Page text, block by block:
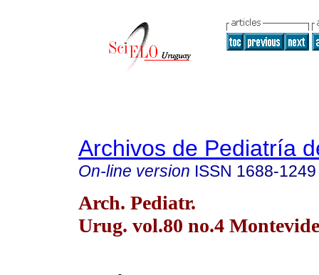
Archivos de Pediatría
On-line version ISSN 1688-1249
Arch. Pediatr.
Urug. vol.80 no.4